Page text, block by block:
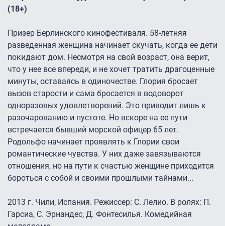
(18+)
Призер Берлинского кинофестиваля. 58-летняя
разведенная женщина начинает скучать, когда ее дети
покидают дом. Несмотря на свой возраст, она верит,
что у нее все впереди, и не хочет тратить драгоценные
минуты, оставаясь в одиночестве. Глория бросает
вызов старости и сама бросается в водоворот
одноразовых удовлетворений. Это приводит лишь к
разочарованию и пустоте. Но вскоре на ее пути
встречается бывший морской офицер 65 лет.
Родольфо начинает проявлять к Глории свои
романтические чувства. У них даже завязываются
отношения, но на пути к счастью женщине приходится
бороться с собой и своими прошлыми тайнами...
2013 г. Чили, Испания. Режиссер: С. Лелио. В ролях: П.
Гарсиа, С. Эрнандес, Д. Фонтесилья. Комедийная